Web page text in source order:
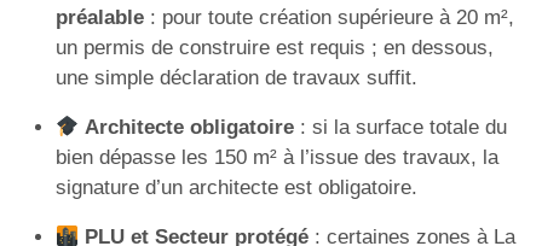
préalable: pour toute création supérieure à 20 m²,
un permis de construire est requis ; en dessous,
une simple déclaration de travaux suffit.
Architecte obligatoire: si la surface totale du
bien dépasse les 150 m² à l’issue des travaux, la
signature d’un architecte est obligatoire.
PLU et Secteur protégé: certaines zones à La